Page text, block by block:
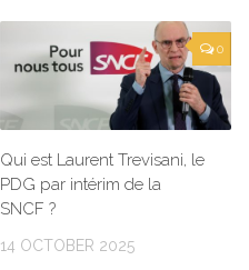
0
Qui est Laurent Trevisani, le
PDG par intérim de la
SNCF ?
14 OCTOBER 2025